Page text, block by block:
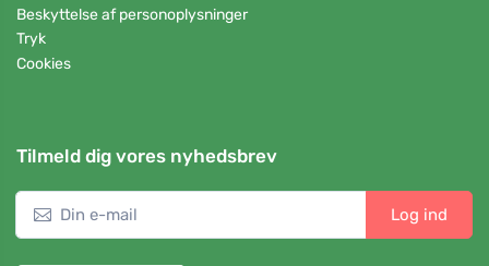
Beskyttelse af personoplysninger
Tryk
Cookies
Tilmeld dig vores nyhedsbrev
Log ind